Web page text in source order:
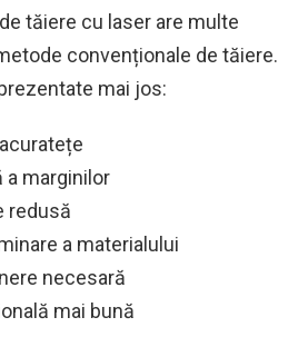
tăiere cu laser are multe
convenționale de tăiere.
mai jos:
a marginilor
redusă
a materialului
necesară
mai bună